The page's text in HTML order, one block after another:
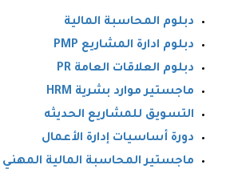
دبلوم المحاسبة المالية
دبلوم ادارة المشاريع PMP
دبلوم العلاقات العامة PR
ماجستير موارد بشرية HRM
التسويق للمشاريع الحديثه
دورة أساسيات إدارة الأعمال
ماجستير المحاسبة المالية المهني